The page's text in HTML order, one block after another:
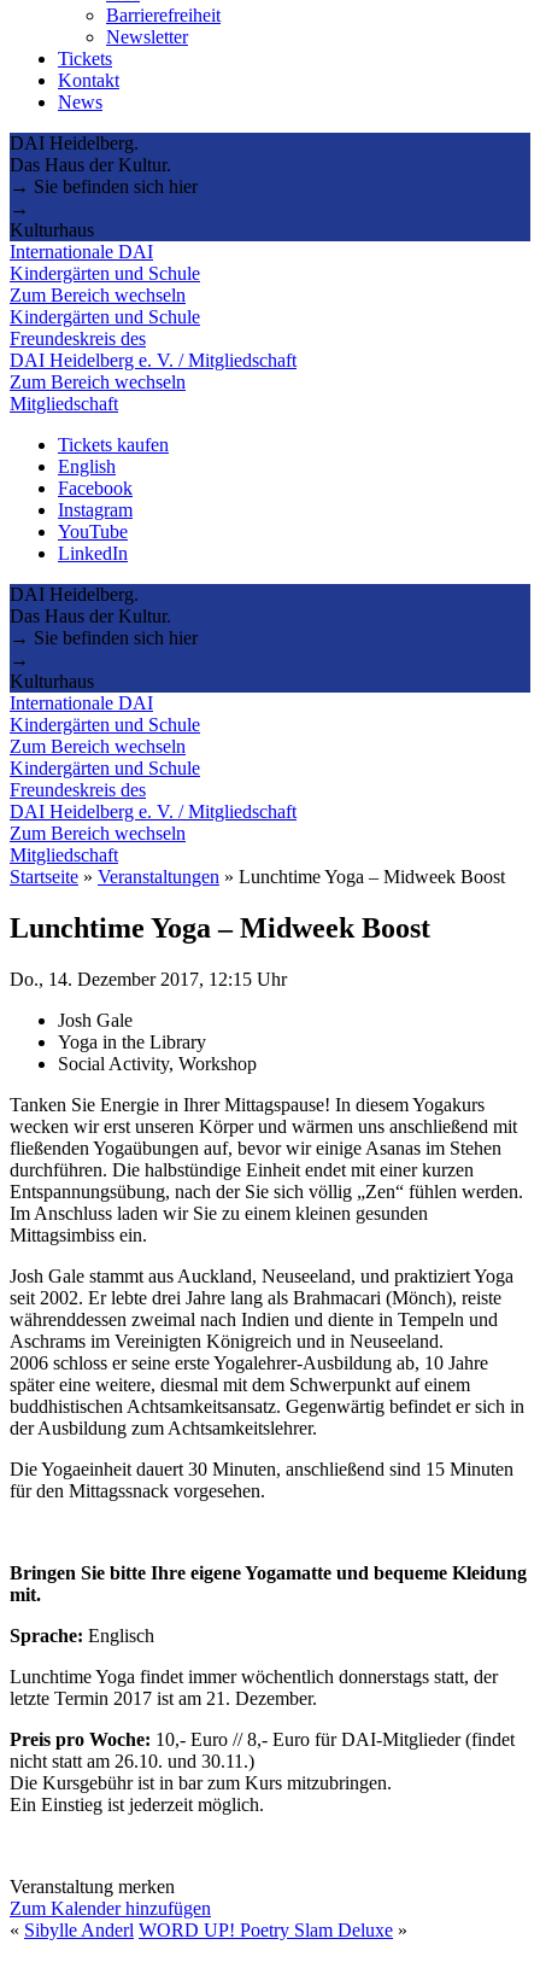
Barrierefreiheit
Newsletter
Tickets
Kontakt
News
DAI Heidelberg.
Das Haus der Kultur.
→ Sie befinden sich hier
→
Kulturhaus
Internationale DAI
Kindergärten und Schule
Zum Bereich wechseln
Kindergärten und Schule
Freundeskreis des
DAI Heidelberg e. V. / Mitgliedschaft
Zum Bereich wechseln
Mitgliedschaft
Tickets kaufen
English
Facebook
Instagram
YouTube
LinkedIn
DAI Heidelberg.
Das Haus der Kultur.
→ Sie befinden sich hier
→
Kulturhaus
Internationale DAI
Kindergärten und Schule
Zum Bereich wechseln
Kindergärten und Schule
Freundeskreis des
DAI Heidelberg e. V. / Mitgliedschaft
Zum Bereich wechseln
Mitgliedschaft
Startseite » Veranstaltungen » Lunchtime Yoga – Midweek Boost
Lunchtime Yoga – Midweek Boost
Do., 14. Dezember 2017, 12:15 Uhr
Josh Gale
Yoga in the Library
Social Activity, Workshop
Tanken Sie Energie in Ihrer Mittagspause! In diesem Yogakurs
wecken wir erst unseren Körper und wärmen uns anschließend mit
fließenden Yogaübungen auf, bevor wir einige Asanas im Stehen
durchführen. Die halbstündige Einheit endet mit einer kurzen
Entspannungsübung, nach der Sie sich völlig „Zen“ fühlen werden.
Im Anschluss laden wir Sie zu einem kleinen gesunden
Mittagsimbiss ein.
Josh Gale stammt aus Auckland, Neuseeland, und praktiziert Yoga
seit 2002. Er lebte drei Jahre lang als Brahmacari (Mönch), reiste
währenddessen zweimal nach Indien und diente in Tempeln und
Aschrams im Vereinigten Königreich und in Neuseeland.
2006 schloss er seine erste Yogalehrer-Ausbildung ab, 10 Jahre
später eine weitere, diesmal mit dem Schwerpunkt auf einem
buddhistischen Achtsamkeitsansatz. Gegenwärtig befindet er sich in
der Ausbildung zum Achtsamkeitslehrer.
Die Yogaeinheit dauert 30 Minuten, anschließend sind 15 Minuten
für den Mittagssnack vorgesehen.
Bringen Sie bitte Ihre eigene Yogamatte und bequeme Kleidung
mit.
Sprache: Englisch
Lunchtime Yoga findet immer wöchentlich donnerstags statt, der
letzte Termin 2017 ist am 21. Dezember.
Preis pro Woche: 10,- Euro // 8,- Euro für DAI-Mitglieder (findet
nicht statt am 26.10. und 30.11.)
Die Kursgebühr ist in bar zum Kurs mitzubringen.
Ein Einstieg ist jederzeit möglich.
Veranstaltung merken
Zum Kalender hinzufügen
« Sibylle Anderl WORD UP! Poetry Slam Deluxe »